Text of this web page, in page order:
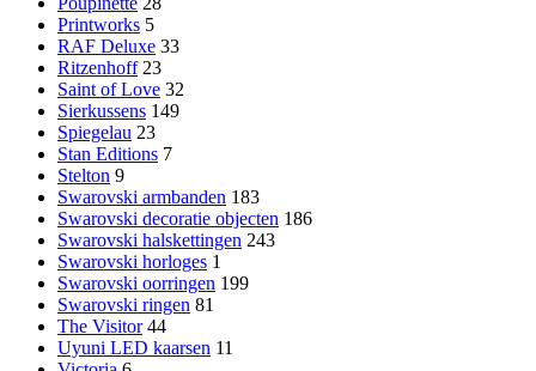
Printworks 5
RAF Deluxe 33
Ritzenhoff 23
Saint of Love 32
Sierkussens 149
Spiegelau 23
Stan Editions 7
Stelton 9
Swarovski armbanden 183
Swarovski decoratie objecten 186
Swarovski halskettingen 243
Swarovski horloges 1
Swarovski oorringen 199
Swarovski ringen 81
The Visitor 44
Uyuni LED kaarsen 11